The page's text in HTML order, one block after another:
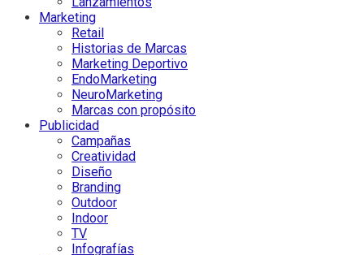
Marketing
Retail
Historias de Marcas
Marketing Deportivo
EndoMarketing
NeuroMarketing
Marcas con propósito
Publicidad
Campañas
Creatividad
Diseño
Branding
Outdoor
Indoor
TV
Infografías